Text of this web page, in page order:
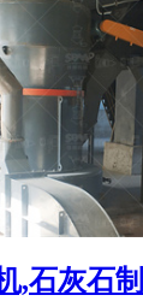
,石灰石